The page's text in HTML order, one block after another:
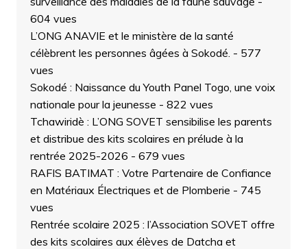
604 vues
L’ONG ANAVIE et le ministère de la santé
célèbrent les personnes âgées à Sokodé. - 577
vues
Sokodé : Naissance du Youth Panel Togo, une voix
nationale pour la jeunesse - 822 vues
Tchawiridè : L’ONG SOVET sensibilise les parents
et distribue des kits scolaires en prélude à la
rentrée 2025-2026 - 679 vues
RAFIS BATIMAT : Votre Partenaire de Confiance
en Matériaux Électriques et de Plomberie - 745
vues
Rentrée scolaire 2025 : l’Association SOVET offre
des kits scolaires aux élèves de Datcha et